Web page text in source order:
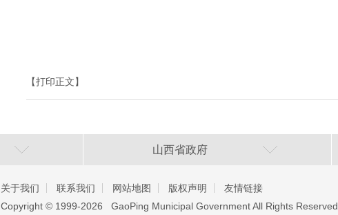
【打印正文】
山西省政府
关于我们 联系我们 网站地图 版权声明
友情链接
Copyright ©️ 1999-2026 GaoPing Municipal Government All Rights Reserved